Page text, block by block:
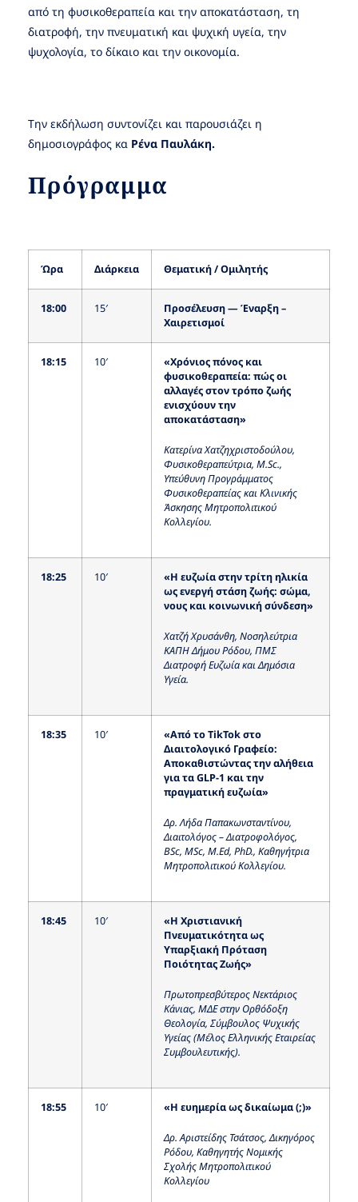
από τη φυσικοθεραπεία και την αποκατάσταση, τη
διατροφή, την πνευματική και ψυχική υγεία, την
ψυχολογία, το δίκαιο και την οικονομία.
Την εκδήλωση συντονίζει και παρουσιάζει η
δημοσιογράφος κα Ρένα Παυλάκη.
Πρόγραμμα
Ώρα Διάρκεια Θεματική / Ομιλητής
18:00 15′
Προσέλευση — Έναρξη –
Χαιρετισμοί
18:15 10′
«Χρόνιος πόνος και
φυσικοθεραπεία: πώς οι
αλλαγές στον τρόπο ζωής
ενισχύουν την
αποκατάσταση»
Κατερίνα Χατζηχριστοδούλου,
Φυσικοθεραπεύτρια, Μ.Sc.,
Υπεύθυνη Προγράμματος
Φυσικοθεραπείας και Κλινικής
Άσκησης Μητροπολιτικού
Κολλεγίου.
18:25 10′
«Η ευζωία στην τρίτη ηλικία
ως ενεργή στάση ζωής: σώμα,
νους και κοινωνική σύνδεση»
Χατζή Χρυσάνθη, Νοσηλεύτρια
ΚΑΠΗ Δήμου Ρόδου, ΠΜΣ
Διατροφή Ευζωία και Δημόσια
Υγεία.
18:35 10′
«Από το TikTok στο
Διαιτολογικό Γραφείο:
Αποκαθιστώντας την αλήθεια
για τα GLP-1 και την
πραγματική ευζωία»
Δρ. Λήδα Παπακωνσταντίνου,
Διαιτολόγος – Διατροφολόγος,
BSc, MSc, M.Ed, PhD., Καθηγήτρια
Μητροπολιτικού Κολλεγίου.
18:45 10′
«Η Χριστιανική
Πνευματικότητα ως
Υπαρξιακή Πρόταση
Ποιότητας Ζωής»
Πρωτοπρεσβύτερος Νεκτάριος
Κάνιας, ΜΔΕ στην Ορθόδοξη
Θεολογία, Σύμβουλος Ψυχικής
Υγείας (Μέλος Ελληνικής Εταιρείας
Συμβουλευτικής).
18:55 10′ «H ευημερία ως δικαίωμα (;)»
Δρ. Αριστείδης Τσάτσος, Δικηγόρος
Ρόδου, Καθηγητής Νομικής
Σχολής Μητροπολιτικού
Κολλεγίου